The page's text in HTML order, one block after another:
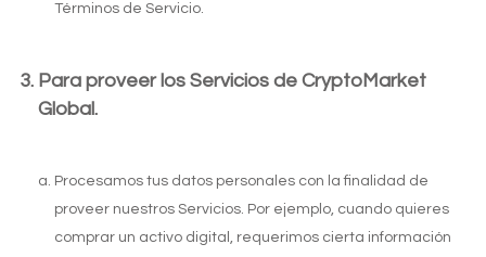
Términos de Servicio.
Para proveer los Servicios de CryptoMarket
Global.
Procesamos tus datos personales con la finalidad de
proveer nuestros Servicios. Por ejemplo, cuando quieres
comprar un activo digital, requerimos cierta información